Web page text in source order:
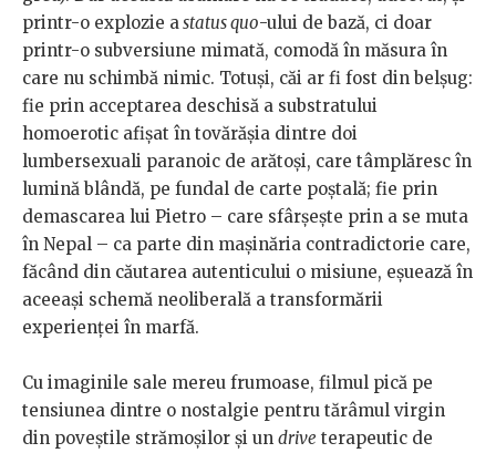
printr-o explozie astatus quo-ului de bază, ci doar
printr-o subversiune mimată, comodă în măsura în
care nu schimbă nimic. Totuși, căi ar fi fost din belșug:
fie prin acceptarea deschisă a substratului
homoerotic afișat în tovărășia dintre doi
lumbersexuali paranoic de arătoși, care tâmplăresc în
lumină blândă, pe fundal de carte poștală; fie prin
demascarea lui Pietro – care sfârșește prin a se muta
în Nepal – ca parte din mașinăria contradictorie care,
făcând din căutarea autenticului o misiune, eșuează în
aceeași schemă neoliberală a transformării
experienței în marfă.
Cu imaginile sale mereu frumoase, filmul pică pe
tensiunea dintre o nostalgie pentru tărâmul virgin
din poveștile strămoșilor și un drive terapeutic de